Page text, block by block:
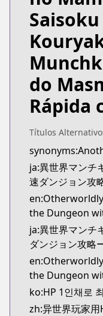
https://
do
Rápida
Títulos
ja:異世界マン
速ダンジョン攻
the Dungeon
ja:異世界マンチ
ダンジョン攻略
the Dungeon
ko:HP 1인채로
zh:异世界玩家